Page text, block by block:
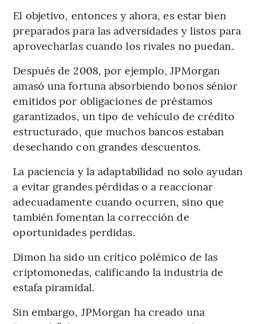
El objetivo, entonces y ahora, es estar bien
preparados para las adversidades y listos para
aprovecharlas cuando los rivales no puedan.
Después de 2008, por ejemplo, JPMorgan
amasó una fortuna absorbiendo bonos sénior
emitidos por obligaciones de préstamos
garantizados, un tipo de vehículo de crédito
estructurado, que muchos bancos estaban
desechando con grandes descuentos.
La paciencia y la adaptabilidad no solo ayudan
a evitar grandes pérdidas o a reaccionar
adecuadamente cuando ocurren, sino que
también fomentan la corrección de
oportunidades perdidas.
Dimon ha sido un crítico polémico de las
criptomonedas, calificando la industria de
estafa piramidal.
Sin embargo, JPMorgan ha creado una